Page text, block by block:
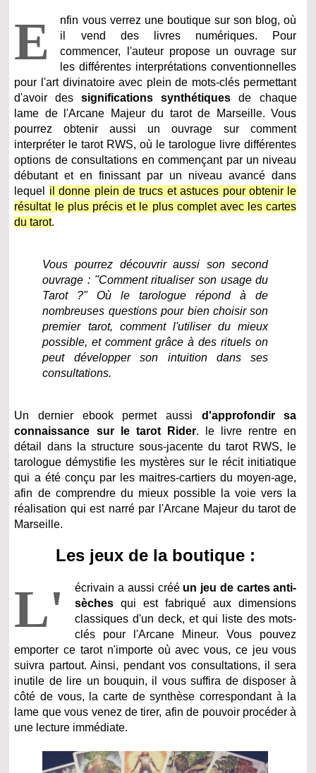
E
nfin vous verrez une boutique sur son blog, où
il vend des livres numériques. Pour
commencer, l'auteur propose un ouvrage sur
les différentes interprétations conventionnelles
pour l'art divinatoire avec plein de mots-clés permettant
d'avoir dessignifications synthétiques de chaque
lame de l'Arcane Majeur du tarot de Marseille. Vous
pourrez obtenir aussi un ouvrage sur comment
interpréter le tarot RWS, où le tarologue livre différentes
options de consultations en commençant par un niveau
débutant et en finissant par un niveau avancé dans
lequel il donne plein de trucs et astuces pour obtenir le
résultat le plus précis et le plus complet avec les cartes
du tarot.
Vous pourrez découvrir aussi son second
ouvrage : "Comment ritualiser son usage du
Tarot ?" Où le tarologue répond à de
nombreuses questions pour bien choisir son
premier tarot, comment l'utiliser du mieux
possible, et comment grâce à des rituels on
peut développer son intuition dans ses
consultations.
Un dernier ebook permet aussi d'approfondir sa
connaissance sur le tarot Rider. le livre rentre en
détail dans la structure sous-jacente du tarot RWS, le
tarologue démystifie les mystères sur le récit initiatique
qui a été conçu par les maitres-cartiers du moyen-age,
afin de comprendre du mieux possible la voie vers la
réalisation qui est narré par l'Arcane Majeur du tarot de
Marseille.
Les jeux de la boutique :
L' écrivain a aussi créé un jeu de cartes anti-
sèches qui est fabriqué aux dimensions
classiques d'un deck, et qui liste des mots-
clés pour l'Arcane Mineur. Vous pouvez
emporter ce tarot n'importe où avec vous, ce jeu vous
suivra partout. Ainsi, pendant vos consultations, il sera
inutile de lire un bouquin, il vous suffira de disposer à
côté de vous, la carte de synthèse correspondant à la
lame que vous venez de tirer, afin de pouvoir procéder à
une lecture immédiate.